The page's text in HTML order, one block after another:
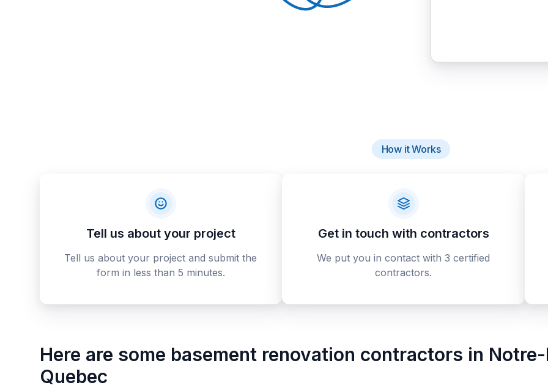
How it Works
Tell us about your project
Tell us about your project and submit the
form in less than 5 minutes.
Get in touch with contractors
We put you in contact with 3 certified
contractors.
Here are some basement renovation contractors in
Quebec